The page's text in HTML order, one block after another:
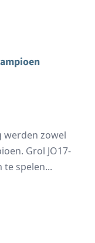
werden zowel
Grol JO17-
te spelen...